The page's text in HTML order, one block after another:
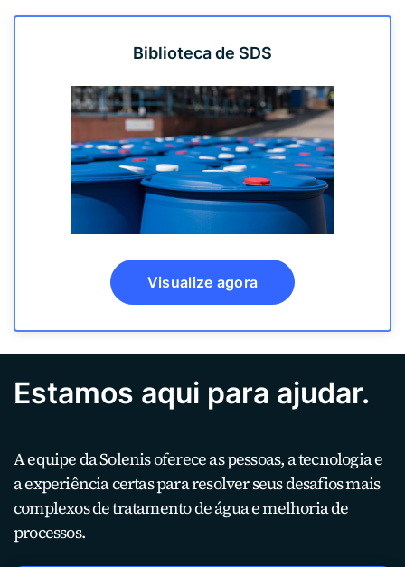
Biblioteca de SDS
Visualize agora
Estamos aqui para ajudar.
A equipe da Solenis oferece as pessoas, a tecnologia e
a experiência certas para resolver seus desafios mais
complexos de tratamento de água e melhoria de
processos.